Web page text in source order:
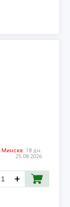
Минска: 18 дн.
25.08.2026